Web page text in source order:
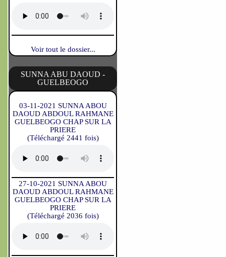
Voir tout le dossier...
SUNNA ABU DAOUD -
GUELBEOGO
03-11-2021 SUNNA ABOU
DAOUD ABDOUL RAHMANE
GUELBEOGO CHAP SUR LA
PRIERE
(Téléchargé 2441 fois)
27-10-2021 SUNNA ABOU
DAOUD ABDOUL RAHMANE
GUELBEOGO CHAP SUR LA
PRIERE
(Téléchargé 2036 fois)